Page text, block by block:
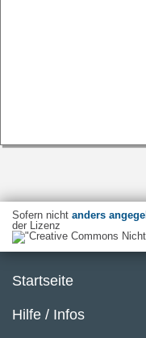
Sofern nicht anders
der Lizenz
Startseite
Hilfe / Infos